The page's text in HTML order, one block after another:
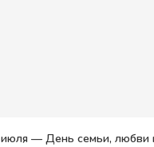
— День семьи, любви